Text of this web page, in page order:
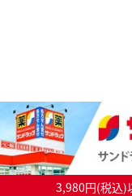
3,980円(税込)